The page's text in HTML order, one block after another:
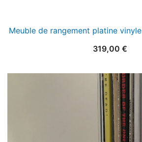
Meuble de rangement platine
319,00 €